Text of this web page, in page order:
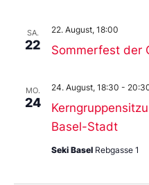
SA.
22 Sommerfest der
22. August, 18:00
MO.
24
Basel-Stadt
24. August, 18:30 -
Seki Basel Rebgasse 1